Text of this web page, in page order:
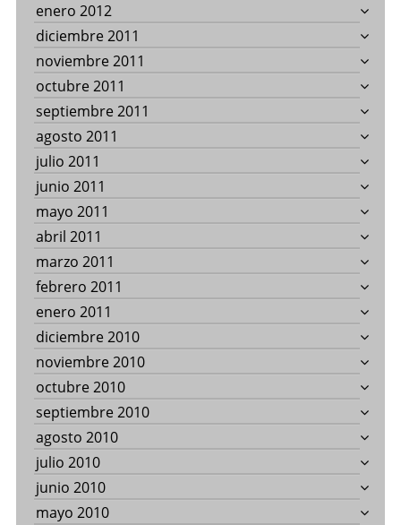
enero 2012
diciembre 2011
noviembre 2011
octubre 2011
septiembre 2011
agosto 2011
julio 2011
junio 2011
mayo 2011
abril 2011
marzo 2011
febrero 2011
enero 2011
diciembre 2010
noviembre 2010
octubre 2010
septiembre 2010
agosto 2010
julio 2010
junio 2010
mayo 2010